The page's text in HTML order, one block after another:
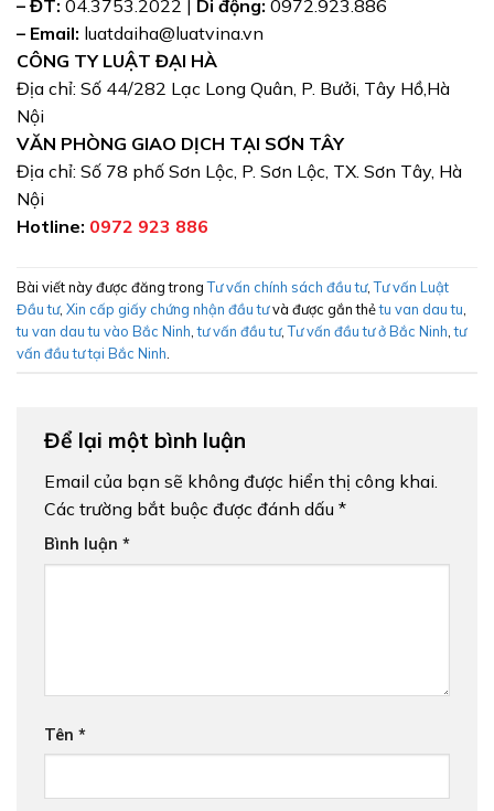
– ĐT: 04.3753.2022 | Di động: 0972.923.886
– Email: luatdaiha@luatvina.vn
CÔNG TY LUẬT ĐẠI HÀ
Địa chỉ: Số 44/282 Lạc Long Quân, P. Bưởi, Tây Hồ,Hà
Nội
VĂN PHÒNG GIAO DỊCH TẠI SƠN TÂY
Địa chỉ: Số 78 phố Sơn Lộc, P. Sơn Lộc, TX. Sơn Tây, Hà
Nội
Hotline: 0972 923 886
Bài viết này được đăng trongTư vấn chính sách đầu tư,Tư vấn Luật
Đầu tư, Xin cấp giấy chứng nhận đầu tưvà được gắn thẻtu van dau tu
tu van dau tu vào Bắc Ninh ,tư vấn đầu tư,Tư vấn đầu tư ở Bắc Ninh ,tư
vấn đầu tư tại Bắc Ninh
Để lại một bình luận
Email của bạn sẽ không được hiển thị công khai.
Các trường bắt buộc được đánh dấu *
Bình luận *
Tên *